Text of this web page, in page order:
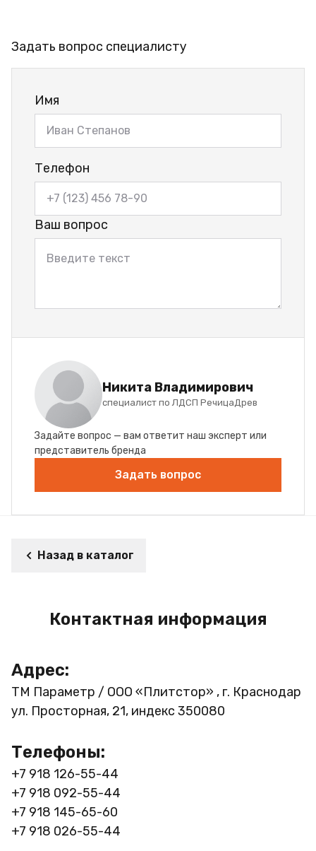
Задать вопрос специалисту
Имя
Телефон
Ваш вопрос
Никита Владимирович
специалист по ЛДСП РечицаДрев
Задайте вопрос — вам ответит наш эксперт или
представитель бренда
Задать вопрос
Назад в каталог
Контактная информация
Адрес:
ТМ Параметр / ООО «Плитстор» , г. Краснодар
ул. Просторная, 21, индекс 350080
Телефоны:
+7 918 126-55-44
+7 918 092-55-44
+7 918 145-65-60
+7 918 026-55-44